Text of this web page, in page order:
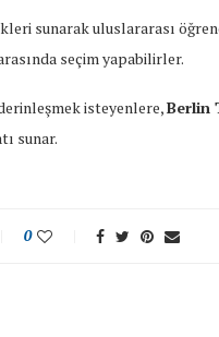
sunarak uluslararası
seçim yapabilirler.
isteyenlere,Berlin
sunar.
0